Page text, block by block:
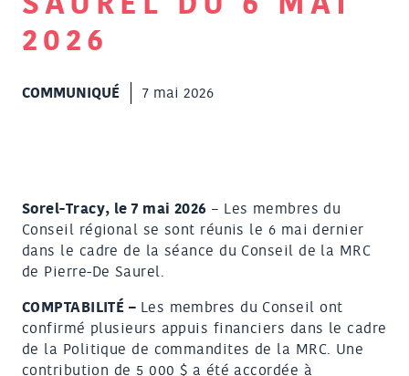
2026
COMMUNIQUÉ 7 mai 2026
Sorel-Tracy, le 7 mai 2026 – Les membres du
Conseil régional se sont réunis le 6 mai dernier
dans le cadre de la séance du Conseil de la MRC
de Pierre-De Saurel.
COMPTABILITÉ –
Les membres du Conseil ont
confirmé plusieurs appuis financiers dans le cadre
de la Politique de commandites de la MRC. Une
contribution de 5 000 $ a été accordée à